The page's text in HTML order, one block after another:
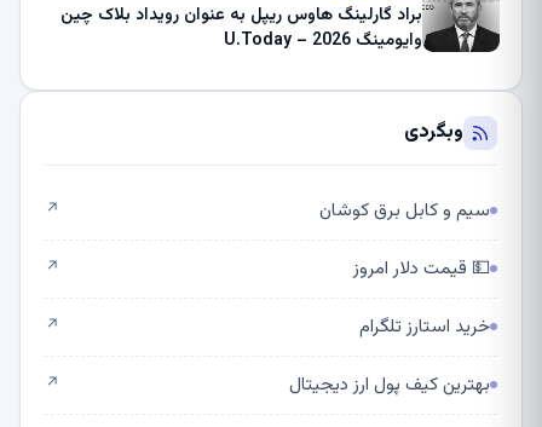
براد گارلینگ هاوس ریپل به عنوان رویداد بلاک چین
وایومینگ 2026 – U.Today
وبگردی
سیم و کابل برق کوشان ↗
💵 قیمت دلار امروز ↗
خرید استارز تلگرام ↗
بهترین کیف پول ارز دیجیتال ↗